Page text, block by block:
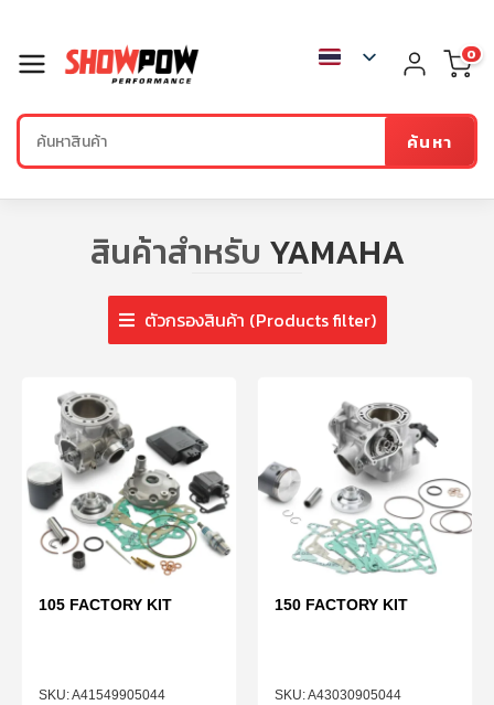
ค้นหา
0
สินค้าสำหรับ YAMAHA
ตัวกรองสินค้า (Products filter)
A41549905044
105 FACTORY KIT
A43030905044
150 FACTORY KIT